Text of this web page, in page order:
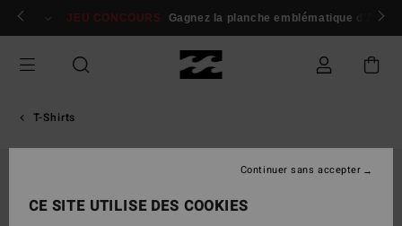
Passer
Se connecter / s'inscrire
JEU CONCOURS Gagnez la planche emblématique d'Andy
T-Shirts
CE SITE UTILISE DES COOKIES
Continuer sans accepter